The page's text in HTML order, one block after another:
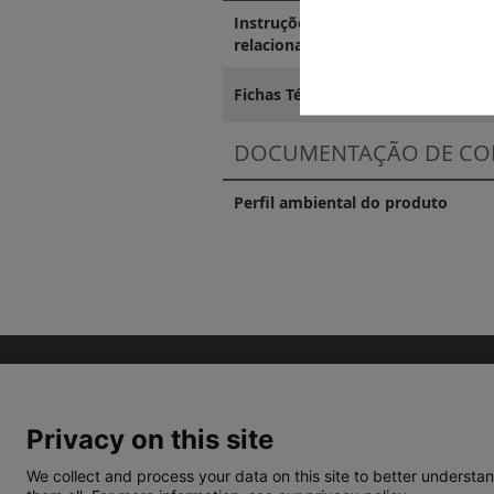
Instruções de instalação e
relacionados
Fichas Técnicas
DOCUMENTAÇÃO DE
Perfil ambiental do produto
Privacy on this site
We collect and process your data on this site to better